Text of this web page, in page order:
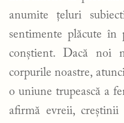
anumite țeluri
sentimente plăcute în
conștient. Dacă noi
corpurile noastre,
o uniune trupească a
afirmă evreii, creștinii